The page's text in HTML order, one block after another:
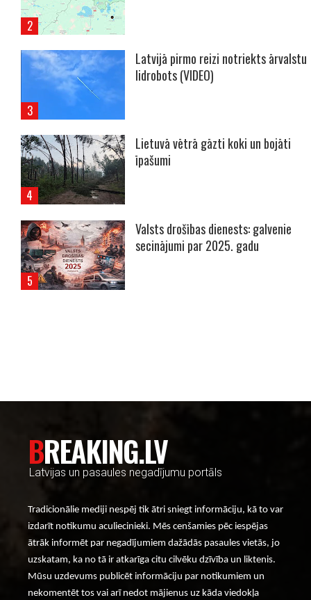
Latvijā pirmo reizi notriekts ārvalstu
lidrobots (VIDEO)
Lietuvā vētrā gāzti koki un bojāti
īpašumi
Valsts drošības dienests: galvenie
secinājumi par 2025. gadu
BREAKING.LV
Latvijas un pasaules negadījumu portāls
Tradicionālie mediji nespēj tik ātri sniegt informāciju, kā to var
izdarīt notikumu aculiecinieki. Mēs cenšamies pēc iespējas
ātrāk informēt par negadījumiem dažādās pasaules vietās, jo
uzskatam, ka no tā ir atkarīga citu cilvēku dzīvība un liktenis.
Mūsu uzdevums publicēt informāciju par notikumiem un
nekomentēt tos vai arī nedot mājienus uz kāda viedokļa